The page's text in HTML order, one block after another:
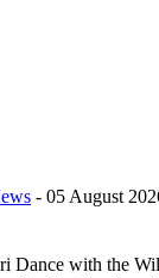
- 05 August
with the